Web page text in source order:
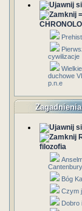
cywilizacje
duchowe
p.n.e
filozofia
Cantenbury
Bóg
Czym
Dobro